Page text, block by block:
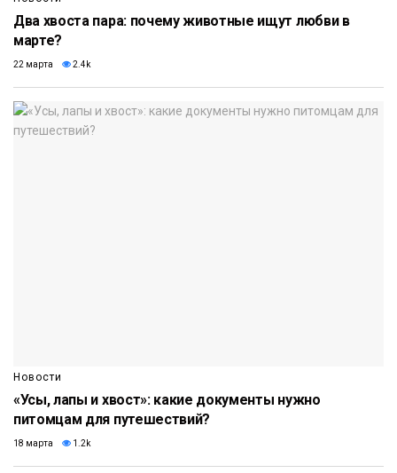
Два хвоста пара: почему животные ищут любви в
марте?
22 марта 2.4k
Новости
«Усы, лапы и хвост»: какие документы нужно
питомцам для путешествий?
18 марта 1.2k